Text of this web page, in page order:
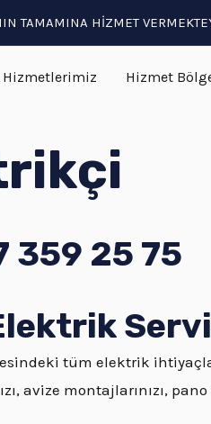
TAMAMINA HİZMET
Hizmetlerimiz Hizmet
359 25 75
tüm elektrik
montajlarınızı, pano